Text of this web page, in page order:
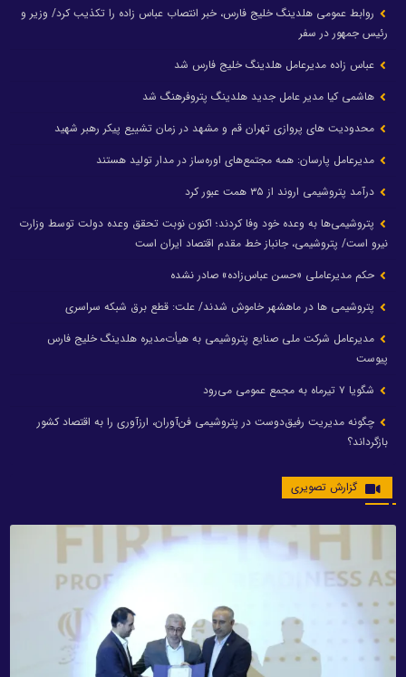
روابط عمومی هلدینگ خلیج فارس، خبر انتصاب عباس زاده را تکذیب کرد/ وزیر و
رئیس جمهور در سفر
عباس زاده مدیرعامل هلدینگ خلیج فارس شد
هاشمی کیا مدیر عامل جدید هلدینگ پتروفرهنگ شد
محدودیت های پروازی تهران قم و مشهد در زمان تشییع پیکر رهبر شهید
مدیرعامل پارسان: همه مجتمع‌های اوره‌ساز در مدار تولید هستند
درآمد پتروشیمی اروند از ۳۵ همت عبور کرد
پتروشیمی‌ها به وعده خود وفا کردند؛ اکنون نوبت تحقق وعده دولت توسط وزارت
نیرو است/ پتروشیمی، جانباز خط مقدم اقتصاد ایران است
حکم مدیرعاملی «حسن عباس‌زاده» صادر نشده
پتروشیمی ها در ماهشهر خاموش شدند/ علت: قطع برق شبکه سراسری
مدیرعامل شرکت ملی صنایع پتروشیمی به هیأت‌مدیره هلدینگ خلیج فارس
پیوست
شگویا ۷ تیرماه به مجمع عمومی می‌رود
چگونه مدیریت رفیق‌دوست در پتروشیمی فن‌آوران، ارزآوری را به اقتصاد کشور
بازگرداند؟
گزارش تصویری